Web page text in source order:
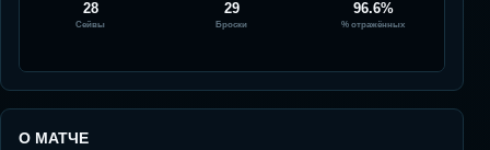
28
Сейвы
29
Броски
96.6%
% отражённых
О МАТЧЕ